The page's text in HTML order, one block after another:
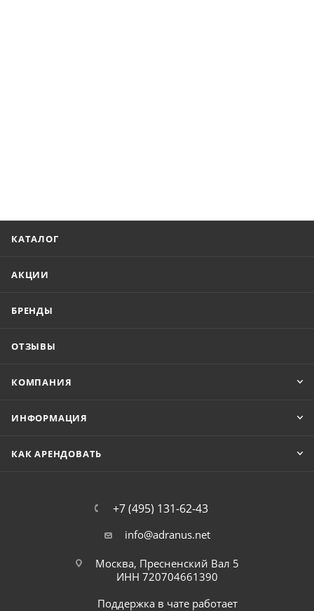
КАТАЛОГ
АКЦИИ
БРЕНДЫ
ОТЗЫВЫ
КОМПАНИЯ
ИНФОРМАЦИЯ
КАК АРЕНДОВАТЬ
+7 (495) 131-62-43
info@adranus.net
Москва, Пресненский Вал 5
ИНН 720704661390
Поддержка в чате работает